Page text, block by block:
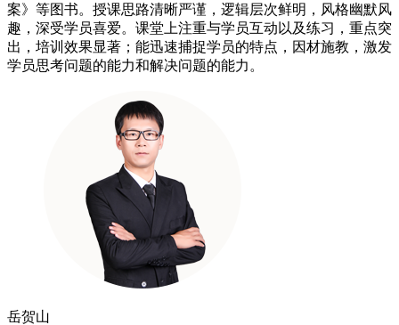
案》等图书。授课思路清晰严谨，逻辑层次鲜明，风格幽默风
趣，深受学员喜爱。课堂上注重与学员互动以及练习，重点突
出，培训效果显著；能迅速捕捉学员的特点，因材施教，激发
学员思考问题的能力和解决问题的能力。
岳贺山